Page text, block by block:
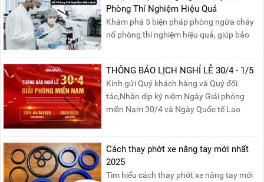
Phòng Thí Nghiệm Hiệu Quả
Khám phá 5 biện pháp phòng ngừa cháy
nổ phòng thí nghiệm hiệu quả, giúp bảo
sản, giảm thiểu nguy cơ cháy nổ phòng thí
nghiệm.
THÔNG BÁO LỊCH NGHỈ LỄ 30/4 - 1/5
Kính gửi Quý khách hàng và Quý đối
tác,Nhân dịp kỷ niệm Ngày Giải phóng
miền Nam 30/4 và Ngày Quốc tế Lao
báo lịch nghỉ lễ như sau:Thời gian nghỉ: Từ
Thứ Ba, ngày 29/04/2025 đến hết Chủ
Nhật, ngày 04/05/2025.T...
Cách thay phớt xe nâng tay mới nhất
2025
Tìm hiểu cách thay phớt xe nâng tay mới